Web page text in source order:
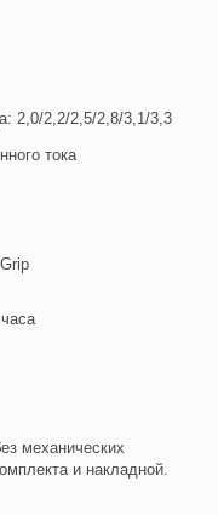
2,0/2,2/2,5/2,8/3,1/3,3
тока
механических
и накладной.